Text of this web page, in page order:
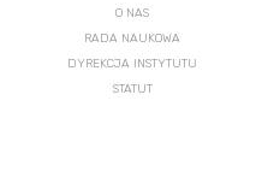
O NAS
RADA NAUKOWA
DYREKCJA INSTYTUTU
STATUT